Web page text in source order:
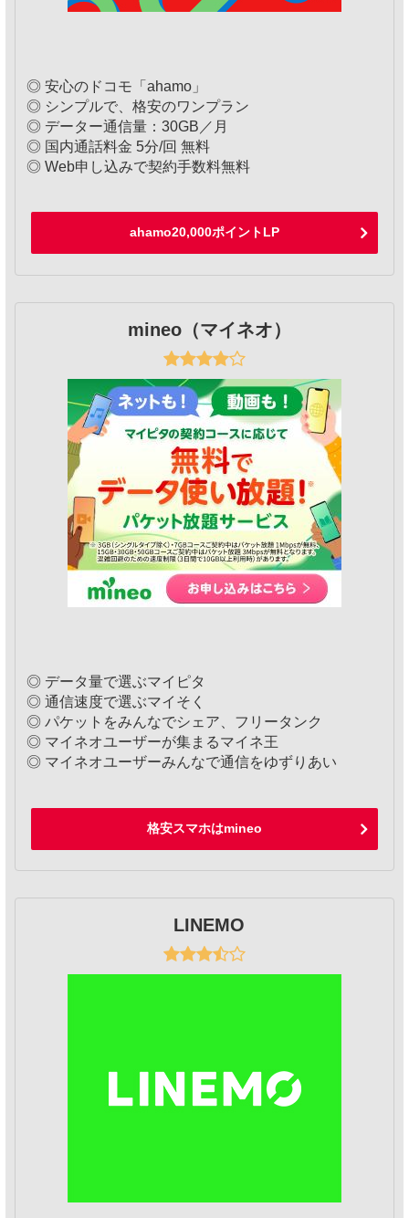
◎ 安心のドコモ「ahamo」
◎ シンプルで、格安のワンプラン
◎ データー通信量：30GB／月
◎ 国内通話料金 5分/回 無料
◎ Web申し込みで契約手数料無料
ahamo20,000ポイントLP
mineo（マイネオ）
◎ データ量で選ぶマイピタ
◎ 通信速度で選ぶマイそく
◎ パケットをみんなでシェア、フリータンク
◎ マイネオユーザーが集まるマイネ王
◎ マイネオユーザーみんなで通信をゆずりあい
格安スマホはmineo
LINEMO